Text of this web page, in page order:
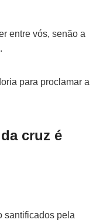
entre vós, senão a
para proclamar a
cruz é
santificados pela